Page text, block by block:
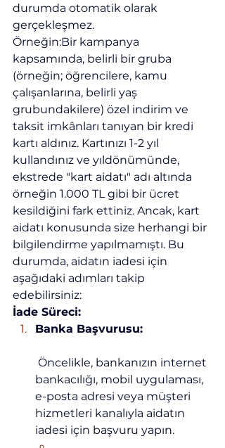
durumda otomatik olarak
gerçekleşmez.
Örneğin:Bir kampanya
kapsamında, belirli bir gruba
(örneğin; öğrencilere, kamu
çalışanlarına, belirli yaş
grubundakilere) özel indirim ve
taksit imkânları tanıyan bir kredi
kartı aldınız. Kartınızı 1-2 yıl
kullandınız ve yıldönümünde,
ekstrede "kart aidatı" adı altında
örneğin 1.000 TL gibi bir ücret
kesildiğini fark ettiniz. Ancak, kart
aidatı konusunda size herhangi bir
bilgilendirme yapılmamıştı. Bu
durumda, aidatın iadesi için
aşağıdaki adımları takip
edebilirsiniz:
İade Süreci:
Banka Başvurusu:
bankacılığı, mobil uygulaması,
e-posta adresi veya müşteri
hizmetleri kanalıyla aidatın
iadesi için başvuru yapın.